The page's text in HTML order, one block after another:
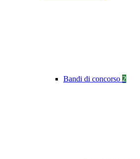
Bandi di concorso 2